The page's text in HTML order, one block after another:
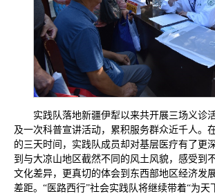
实践队落地新疆伊犁以来共开展三场义诊
及一次科普宣讲活动，累积服务群众近千人。
的三天时间，实践队成员却对基层医疗有了更
到与大凉山地区截然不同的风土风貌，感受到
文化差异，更真切的体会到东西部地区经济发
差距。“医路西行”社会实践队将继续带着“为天